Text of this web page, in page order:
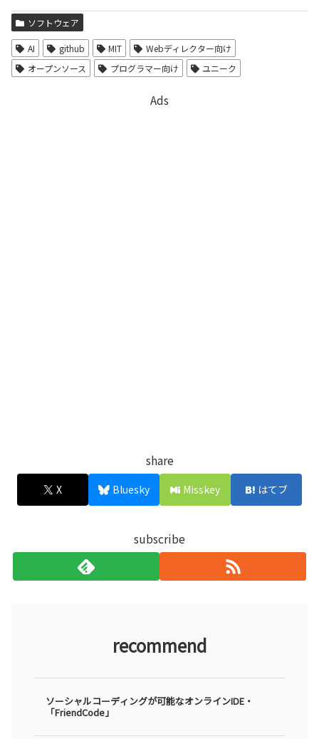
ソフトウェア
AI github MIT
Webディレクター向け
オープンソース
プログラマー向け ユニーク
Ads
share
X Bluesky Misskey はてブ
subscribe
recommend
ソーシャルコーディングが可能なオンラインIDE・
「FriendCode」